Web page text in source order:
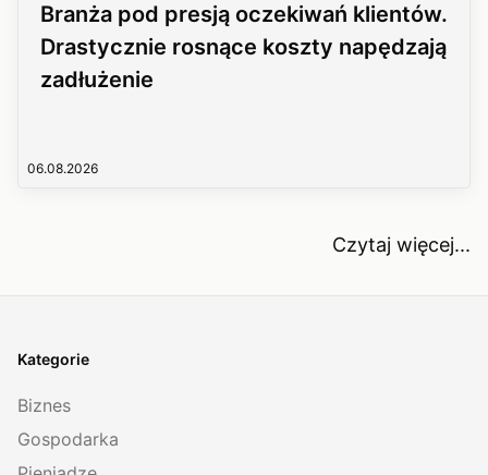
Branża pod presją oczekiwań klientów.
Drastycznie rosnące koszty napędzają
zadłużenie
06.08.2026
Czytaj więcej...
Kategorie
Biznes
Gospodarka